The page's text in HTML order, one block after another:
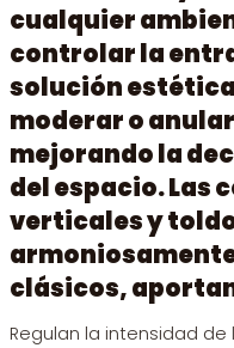
cualquier
controlar la
solución
moderar o
mejorando la
del espacio. Las
verticales y
clásicos,
Regulan la intensidad de